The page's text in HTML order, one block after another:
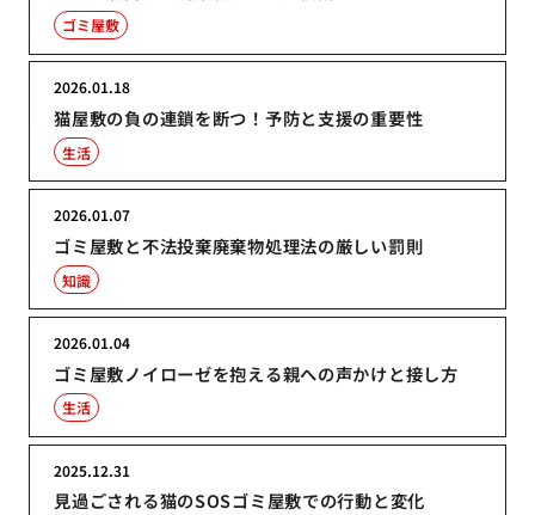
ゴミ屋敷
猫屋敷の負の連鎖を断つ！予防と支援の重要性
2026.01.18
生活
ゴミ屋敷と不法投棄廃棄物処理法の厳しい罰則
2026.01.07
知識
ゴミ屋敷ノイローゼを抱える親への声かけと接し方
2026.01.04
生活
見過ごされる猫のSOSゴミ屋敷での行動と変化
2025.12.31